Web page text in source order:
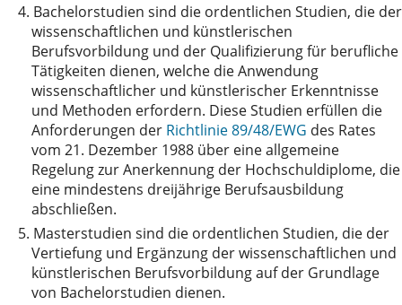
4. Bachelorstudien sind die ordentlichen Studien, die der
wissenschaftlichen und künstlerischen
Berufsvorbildung und der Qualifizierung für berufliche
Tätigkeiten dienen, welche die Anwendung
wissenschaftlicher und künstlerischer Erkenntnisse
und Methoden erfordern. Diese Studien erfüllen die
Anforderungen der Richtlinie 89/48/EWG des Rates
vom 21. Dezember 1988 über eine allgemeine
Regelung zur Anerkennung der Hochschuldiplome, die
eine mindestens dreijährige Berufsausbildung
abschließen.
5. Masterstudien sind die ordentlichen Studien, die der
Vertiefung und Ergänzung der wissenschaftlichen und
künstlerischen Berufsvorbildung auf der Grundlage
von Bachelorstudien dienen.